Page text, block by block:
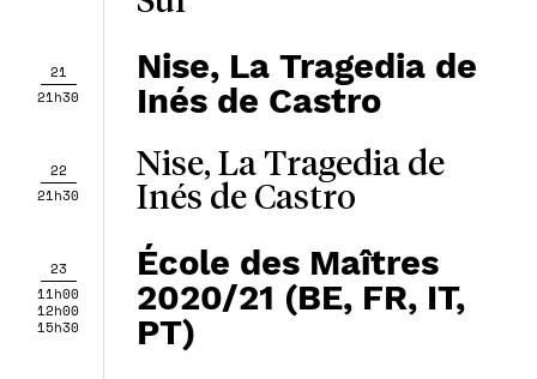
21
21h30
Nise, La Tragedia de
Inés de Castro
22
21h30
Nise, La Tragedia de
Inés de Castro
23
11h00
12h00
15h30
École des Maîtres
2020/21 (BE, FR, IT,
PT)